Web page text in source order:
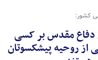
کشور:
دفاع مقدس بر کسی
از روحیه پیشکسوتان